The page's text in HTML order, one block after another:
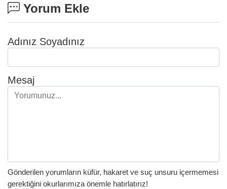
Yorum Ekle
Adınız Soyadınız
Mesaj
Gönderilen yorumların küfür, hakaret ve suç unsuru içermemesi
gerektiğini okurlarımıza önemle hatırlatırız!